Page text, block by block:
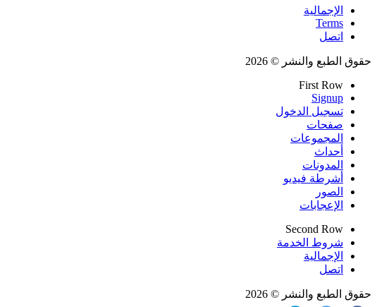
الإجمالية
Terms
اتصل
حقوق الطبع والنشر © 2026
First Row
Signup
تسجيل الدخول
صفحات
المجموعات
أحداث
المدونات
أشرطة فيديو
الصور
الإعجابات
Second Row
شروط الخدمة
الإجمالية
اتصل
حقوق الطبع والنشر © 2026